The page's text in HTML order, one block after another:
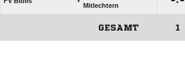
Mitlechtern
GESAMT 1